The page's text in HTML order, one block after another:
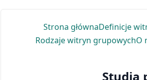
Strona głównaDefinicje
Rodzaje witryn grupowychO
Studia